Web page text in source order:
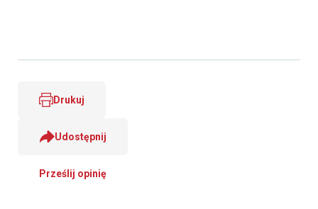
Drukuj
Udostępnij
Prześlij opinię